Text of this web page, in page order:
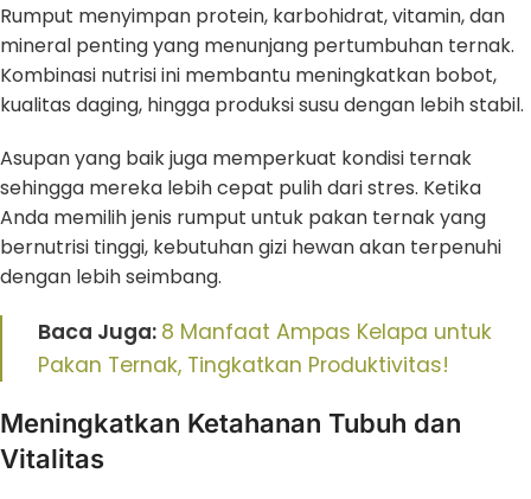
Rumput menyimpan protein, karbohidrat, vitamin, dan
mineral penting yang menunjang pertumbuhan ternak.
Kombinasi nutrisi ini membantu meningkatkan bobot,
kualitas daging, hingga produksi susu dengan lebih stabil.
Asupan yang baik juga memperkuat kondisi ternak
sehingga mereka lebih cepat pulih dari stres. Ketika
Anda memilih jenis rumput untuk pakan ternak yang
bernutrisi tinggi, kebutuhan gizi hewan akan terpenuhi
dengan lebih seimbang.
Baca Juga: 8 Manfaat Ampas Kelapa untuk
Pakan Ternak, Tingkatkan Produktivitas!
Meningkatkan Ketahanan Tubuh dan
Vitalitas